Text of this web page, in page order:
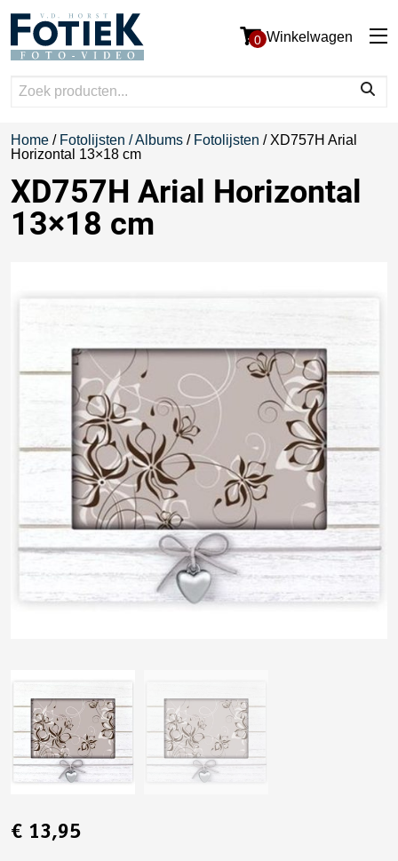
0 Winkelwagen
Home / Fotolijsten / Albums / Fotolijsten / XD757H Arial
Horizontal 13×18 cm
XD757H Arial Horizontal
13×18 cm
€ 13,95